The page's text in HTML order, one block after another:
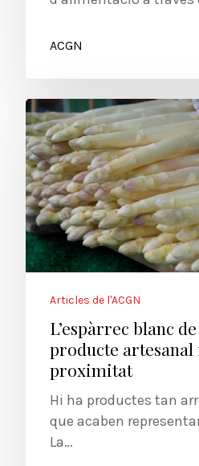
ACGN
Articles de l'ACGN
L’espàrrec blanc
producte artesanal
proximitat
Hi ha productes tan
que acaben
La…